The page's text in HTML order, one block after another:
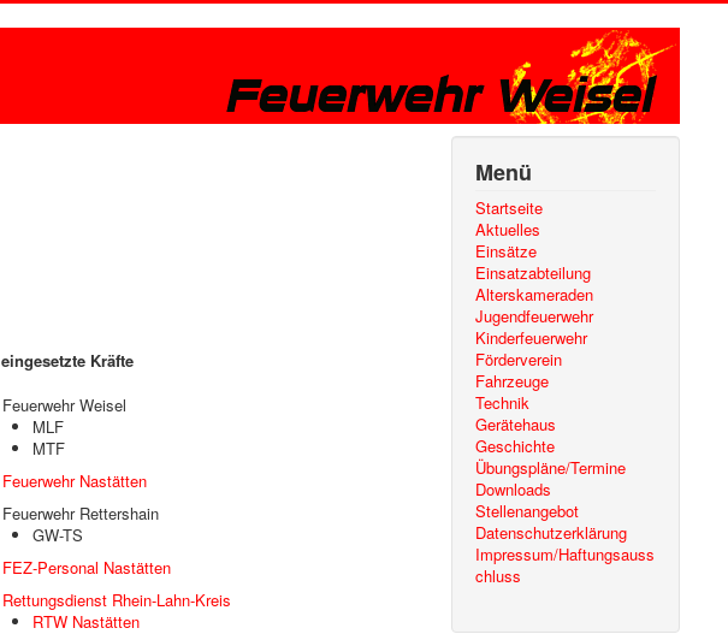
eingesetzte Kräfte
Feuerwehr Weisel
MLF
MTF
Feuerwehr Nastätten
Feuerwehr Rettershain
GW-TS
FEZ-Personal Nastätten
Rettungsdienst Rhein-Lahn-Kreis
RTW Nastätten
Menü
Startseite
Aktuelles
Einsätze
Einsatzabteilung
Alterskameraden
Jugendfeuerwehr
Kinderfeuerwehr
Förderverein
Fahrzeuge
Technik
Gerätehaus
Geschichte
Übungspläne/Termine
Downloads
Stellenangebot
Datenschutzerklärung
Impressum/Haftungsauss
chluss